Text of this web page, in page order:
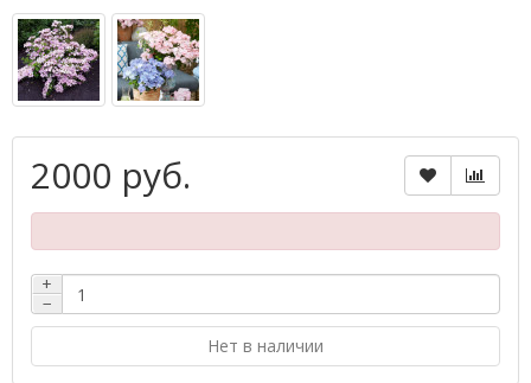
2000 руб.
+
−
Нет в наличии